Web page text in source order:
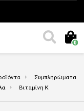
0
Συμπληρώματα
Βιταμίνη K